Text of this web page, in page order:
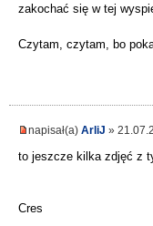
zakochać się w tej
Czytam, czytam, bo
napisał(a) ArliJ »
to jeszcze kilka zdjęć z
Cres